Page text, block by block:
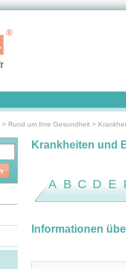
> Rund um Ihre Gesundheit >
Krankheiten und
A B C D E
Informationen